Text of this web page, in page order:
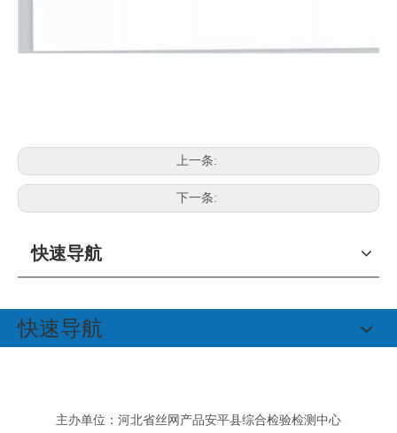
上一条:
下一条:
快速导航
快速导航
主办单位：河北省丝网产品安平县综合检验检测中心